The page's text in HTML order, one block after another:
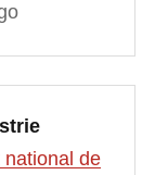
national de